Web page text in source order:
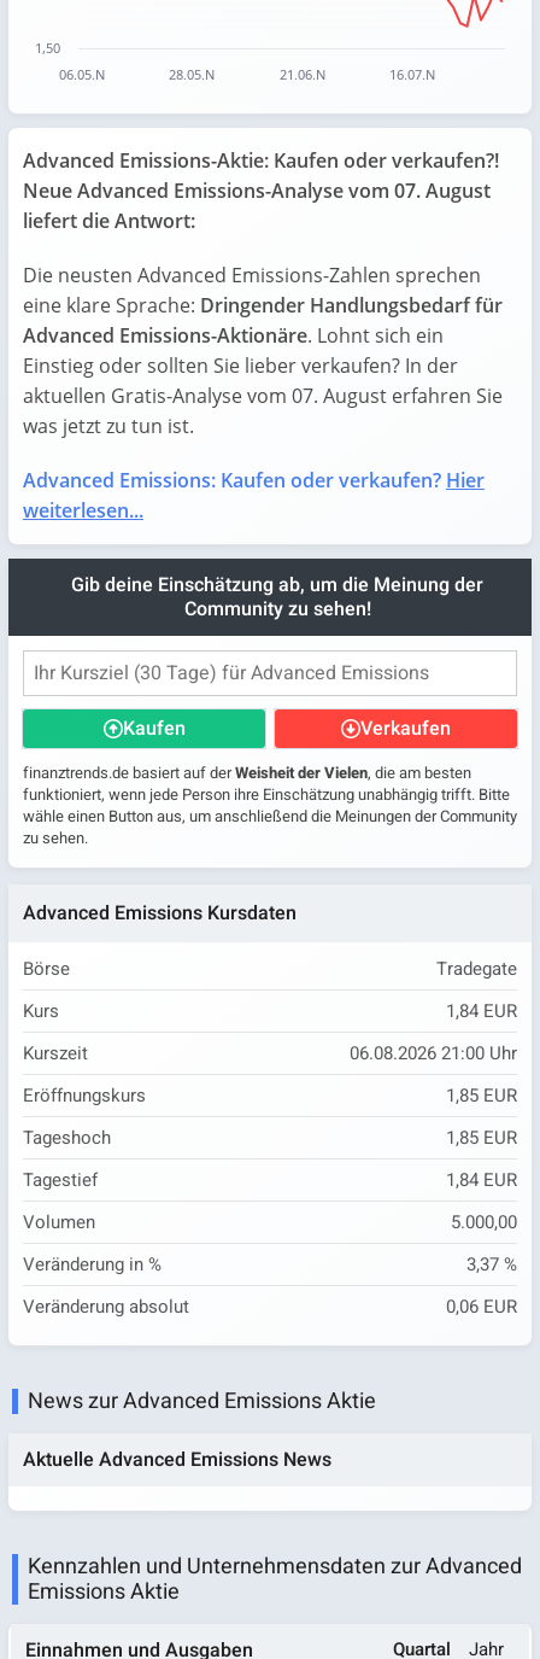
06.05.N 28.05.N 21.06.N 16.07.N
1,50
Advanced Emissions-Aktie: Kaufen oder verkaufen?!
Neue Advanced Emissions-Analyse vom 07. August
liefert die Antwort:
Die neusten Advanced Emissions-Zahlen sprechen
eine klare Sprache: Dringender Handlungsbedarf für
Advanced Emissions-Aktionäre. Lohnt sich ein
Einstieg oder sollten Sie lieber verkaufen? In der
aktuellen Gratis-Analyse vom 07. August erfahren Sie
was jetzt zu tun ist.
Advanced Emissions: Kaufen oder verkaufen? Hier
weiterlesen...
Gib deine Einschätzung ab, um die Meinung der
Community zu sehen!
Kaufen Verkaufen
finanztrends.de basiert auf derWeisheit der Vielen, die am besten
funktioniert, wenn jede Person ihre Einschätzung unabhängig trifft. Bitte
wähle einen Button aus, um anschließend die Meinungen der Community
zu sehen.
Advanced Emissions Kursdaten
Börse
Tradegate
Kurs
1,84 EUR
Kurszeit
06.08.2026 21:00 Uhr
Eröffnungskurs
1,85 EUR
Tageshoch
1,85 EUR
Tagestief
1,84 EUR
Volumen
5.000,00
Veränderung in %
3,37 %
Veränderung absolut
0,06 EUR
News zur Advanced Emissions Aktie
Aktuelle Advanced Emissions News
Kennzahlen und Unternehmensdaten zur Advanced
Emissions Aktie
Einnahmen und Ausgaben Quartal Jahr